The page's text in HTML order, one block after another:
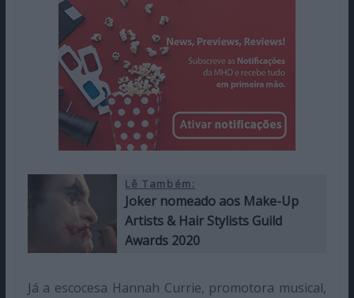
Lê Também:
Joker nomeado aos Make-Up
Artists & Hair Stylists Guild
Awards 2020
Já a escocesa Hannah Currie, promotora musical,